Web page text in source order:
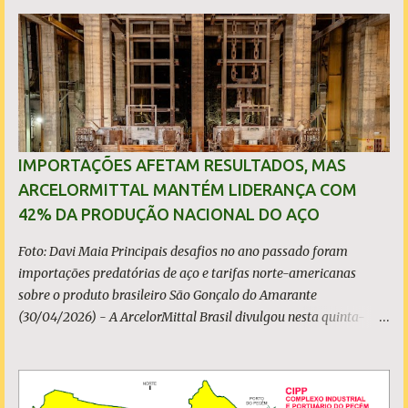
i
o
s
IMPORTAÇÕES AFETAM RESULTADOS, MAS
ARCELORMITTAL MANTÉM LIDERANÇA COM
42% DA PRODUÇÃO NACIONAL DO AÇO
Foto: Davi Maia Principais desafios no ano passado foram
importações predatórias de aço e tarifas norte-americanas
sobre o produto brasileiro São Gonçalo do Amarante
(30/04/2026) - A ArcelorMittal Brasil divulgou nesta quinta-
predatórias, sobretudo da China, e as tarifas impostas pelo
Governo dos Estados Unidos afetaram os resultados financeiros